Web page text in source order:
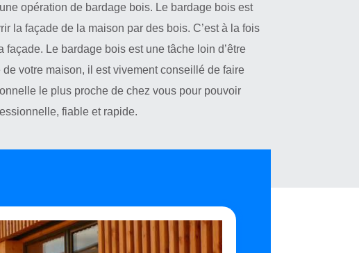
opération de bardage bois. Le bardage bois est
la façade de la maison par des bois. C’est à la fois
Le bardage bois est une tâche loin d’être
de votre maison, il est vivement conseillé de faire
le plus proche de chez vous pour pouvoir
fiable et rapide.